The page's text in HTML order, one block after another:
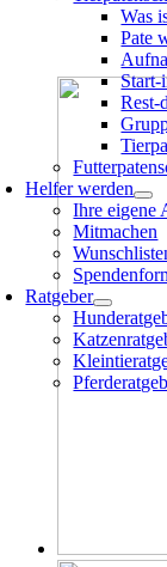
Was
Pate
Start-
Rest-
Helfer werden
Ihre eigene
Mitmachen
Ratgeber